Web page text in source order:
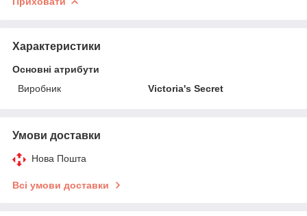
Характеристики
Основні атрибути
Виробник
Victoria's Secret
Умови доставки
Нова Пошта
Всі умови доставки